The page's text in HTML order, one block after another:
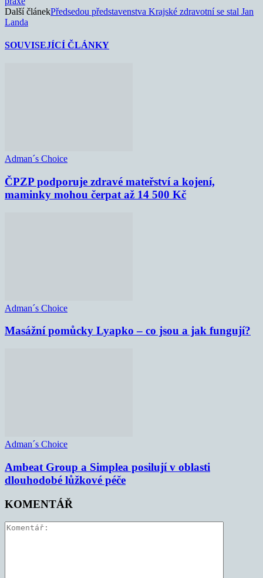
Další článekPředsedou představenstva Krajské zdravotní se stal Jan
Landa
SOUVISEJÍCÍ ČLÁNKY
Adman´s Choice
ČPZP podporuje zdravé mateřství a kojení,
maminky mohou čerpat až 14 500 Kč
Adman´s Choice
Masážní pomůcky Lyapko – co jsou a jak fungují?
Adman´s Choice
Ambeat Group a Simplea posilují v oblasti
dlouhodobé lůžkové péče
KOMENTÁŘ